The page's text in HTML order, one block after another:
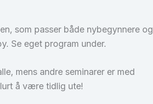
som passer både nybegynnere og
Se eget program under.
mens andre seminarer er med
å være tidlig ute!